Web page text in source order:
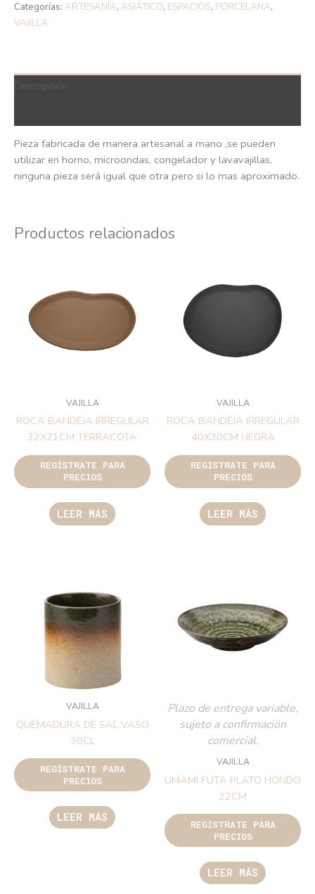
Categorías: ARTESANÍA, ASIÁTICO, ESPACIOS, PORCELANA,
VAJILLA
Pieza fabricada de manera artesanal a mano ,se pueden
utilizar en horno, microondas, congelador y lavavajillas,
ninguna pieza será igual que otra pero si lo mas aproximado.
Productos relacionados
VAJILLA
ROCA BANDEJA IRREGULAR
32X21CM TERRACOTA
REGÍSTRATE PARA
PRECIOS
LEER MÁS
VAJILLA
ROCA BANDEJA IRREGULAR
40X30CM NEGRA
REGÍSTRATE PARA
PRECIOS
LEER MÁS
VAJILLA
QUEMADURA DE SAL VASO
30CL
REGÍSTRATE PARA
PRECIOS
LEER MÁS
Plazo de entrega variable,
sujeto a confirmación
comercial.
VAJILLA
UMAMI FUTA PLATO HONDO
22CM
REGÍSTRATE PARA
PRECIOS
LEER MÁS